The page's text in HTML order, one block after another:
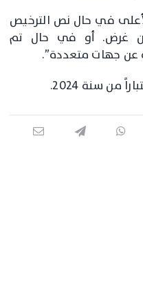
في حال نص الترخيص
من غرض. أو في حال تم
عن جهات متعددة”.
من سنة 2024.